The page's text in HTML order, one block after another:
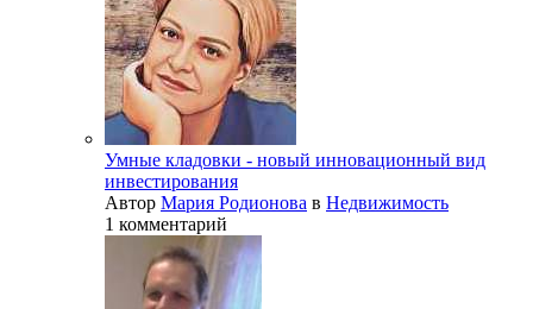
Умные кладовки - новый инновационный вид
инвестирования
Автор Мария Родионова в Недвижимость
1 комментарий